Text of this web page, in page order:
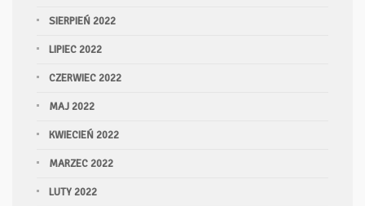
SIERPIEŃ 2022
LIPIEC 2022
CZERWIEC 2022
MAJ 2022
KWIECIEŃ 2022
MARZEC 2022
LUTY 2022